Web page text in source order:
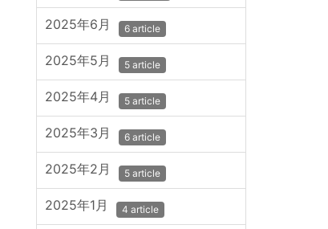
2025年6月 6 article
2025年5月 5 article
2025年4月 5 article
2025年3月 6 article
2025年2月 5 article
2025年1月 4 article